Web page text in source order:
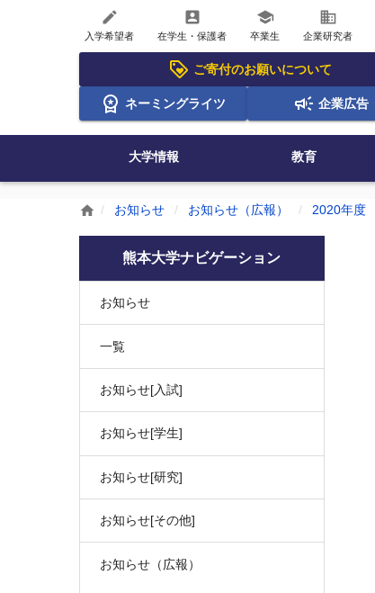
create
入学希望者
account_box
在学生・保護者
school
卒業生
business
企業研究者
ご寄付のお願いについて
ネーミングライツ 企業広告
大学情報 教育
home お知らせ お知らせ（広報） 2020年度
熊本大学ナビゲーション
お知らせ
一覧
お知らせ[入試]
お知らせ[学生]
お知らせ[研究]
お知らせ[その他]
お知らせ（広報）